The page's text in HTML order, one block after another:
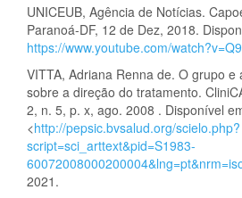
UNICEUB, Agência de Notícias.
Paranoá-DF, 12 de Dez, 2018.
https://www.youtube.com/
VITTA, Adriana Renna de. O grupo e
sobre a direção do tratamento.
2, n. 5, p. x, ago. 2008 . Disponível
<http://pepsic.bvsalud.org/scielo.php?
script=sci_arttext&pid=S1983-
2021.